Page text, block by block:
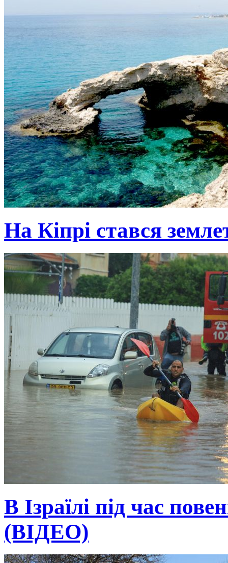
На Кіпрі стався
В Ізраїлі під час
(ВІДЕО)